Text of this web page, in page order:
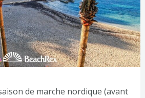
de marche nordique (avant